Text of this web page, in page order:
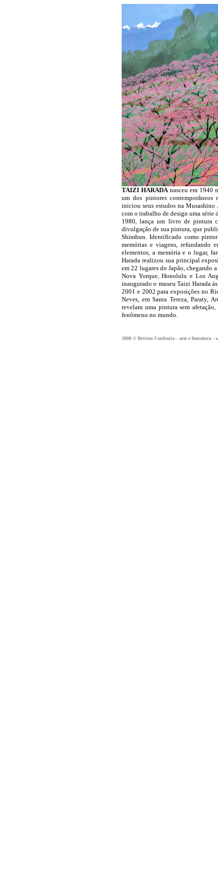
TAIZI HARADAnasceu em 1940
um dos pintores
iniciou seus estudos na
com o trabalho de design uma série
1980, lança um livro de pintura
divulgação de sua pintura, que
Shimbun. Identificado como
memórias e viagens, refundando
elementos, a memória e o lugar,
Harada realizou sua principal
em 22 lugares do Japão, chegando
Nova Yorque, Honolulu e Los
inaugurado o museu Taizi Harada
2001 e 2002 para exposições no
Neves, em Santa Tereza, Paraty,
revelam uma pintura sem
fenômeno no mundo.
2008 © Revista Confraria - arte e literatura -